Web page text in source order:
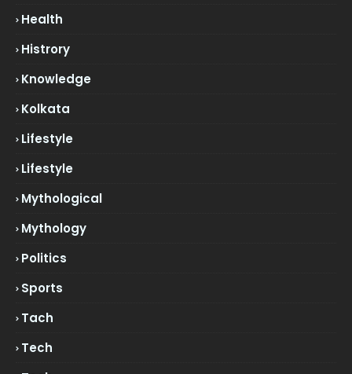
Health
Histrory
Knowledge
Kolkata
Lifestyle
Lifestyle
Mythological
Mythology
Politics
Sports
Tach
Tech